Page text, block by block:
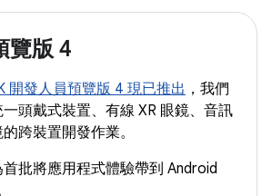
覽版 4
開發人員預覽版 4 現已推出 ，我們
頭戴式裝置、有線 XR 眼鏡、音訊
跨裝置開發作業。
批將應用程式體驗帶到 Android